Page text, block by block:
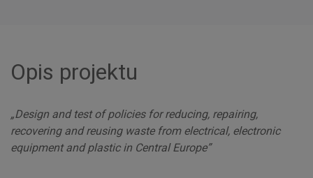
Opis projektu
„Design and test of policies for reducing, repairing,
recovering and reusing waste from electrical, electronic
equipment and plastic in Central Europe”